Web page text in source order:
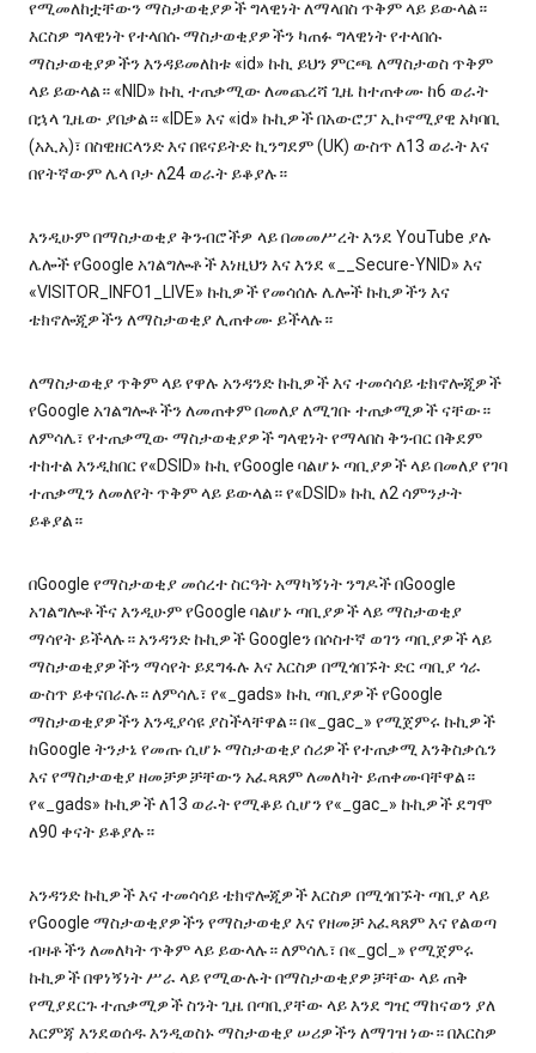
የሚመለከቷቸውን ማስታወቂያዎች ግላዊነት ለማላበስ ጥቅም ላይ ይውላል።
እርስዎ ግላዊነት የተላበሱ ማስታወቂያዎችን ካጠፉ ግላዊነት የተላበሱ
ማስታወቂያዎችን እንዳይመለከቱ «id» ኩኪ ይህን ምርጫ ለማስታወስ ጥቅም
ላይ ይውላል። «NID» ኩኪ ተጠቃሚው ለመጨረሻ ጊዜ ከተጠቀሙ ከ6 ወራት
በኋላ ጊዜው ያበቃል። «IDE» እና «id» ኩኪዎች በአውሮፓ ኢኮኖሚያዊ አካባቢ
(አኢአ)፣ በስዊዘርላንድ እና በዩናይትድ ኪንግደም (UK) ውስጥ ለ13 ወራት እና
በየትኛውም ሌላ ቦታ ለ24 ወራት ይቆያሉ።
እንዲሁም በማስታወቂያ ቅንብሮችዎ ላይ በመመሥረት እንደ YouTube ያሉ
ሌሎች የGoogle አገልግሎቶች እነዚህን እና እንደ «__Secure-YNID» እና
«VISITOR_INFO1_LIVE» ኩኪዎች የመሳሰሉ ሌሎች ኩኪዎችን እና
ቴክኖሎጂዎችን ለማስታወቂያ ሊጠቀሙ ይችላሉ።
ለማስታወቂያ ጥቅም ላይ የዋሉ አንዳንድ ኩኪዎች እና ተመሳሳይ ቴክኖሎጂዎች
የGoogle አገልግሎቶችን ለመጠቀም በመለያ ለሚገቡ ተጠቃሚዎች ናቸው።
ለምሳሌ፣ የተጠቃሚው ማስታወቂያዎች ግላዊነት የማላበስ ቅንብር በቅደም
ተከተል እንዲከበር የ«DSID» ኩኪ የGoogle ባልሆኑ ጣቢያዎች ላይ በመለያ የገባ
ተጠቃሚን ለመለየት ጥቅም ላይ ይውላል። የ«DSID» ኩኪ ለ2 ሳምንታት
ይቆያል።
በGoogle የማስታወቂያ መሰረተ ስርዓት አማካኝነት ንግዶች በGoogle
አገልግሎቶችና እንዲሁም የGoogle ባልሆኑ ጣቢያዎች ላይ ማስታወቂያ
ማሳየት ይችላሉ። አንዳንድ ኩኪዎች Googleን በሶስተኛ ወገን ጣቢያዎች ላይ
ማስታወቂያዎችን ማሳየት ይደግፋሉ እና እርስዎ በሚጎበኙት ድር ጣቢያ ጎራ
ውስጥ ይቀናበራሉ። ለምሳሌ፣ የ«_gads» ኩኪ ጣቢያዎች የGoogle
ማስታወቂያዎችን እንዲያሳዩ ያስችላቸዋል። በ«_gac_» የሚጀምሩ ኩኪዎች
ከGoogle ትንታኔ የመጡ ሲሆኑ ማስታወቂያ ሰሪዎች የተጠቃሚ እንቅስቃሴን
እና የማስታወቂያ ዘመቻዎቻቸውን አፈጻጸም ለመለካት ይጠቀሙባቸዋል።
የ«_gads» ኩኪዎች ለ13 ወራት የሚቆይ ሲሆን የ«_gac_» ኩኪዎች ደግሞ
ለ90 ቀናት ይቆያሉ።
አንዳንድ ኩኪዎች እና ተመሳሳይ ቴክኖሎጂዎች እርስዎ በሚጎበኙት ጣቢያ ላይ
የGoogle ማስታወቂያዎችን የማስታወቂያ እና የዘመቻ አፈጻጸም እና የልወጣ
ብዛቶችን ለመለካት ጥቅም ላይ ይውላሉ። ለምሳሌ፣ በ«_gcl_» የሚጀምሩ
ኩኪዎች በዋነኝነት ሥራ ላይ የሚውሉት በማስታወቂያዎቻቸው ላይ ጠቅ
የሚያደርጉ ተጠቃሚዎች ስንት ጊዜ በጣቢያቸው ላይ እንደ ግዢ ማከናወን ያለ
እርምጃ እንደወሰዱ እንዲወስኑ ማስታወቂያ ሠሪዎችን ለማገዝ ነው። በእርስዎ